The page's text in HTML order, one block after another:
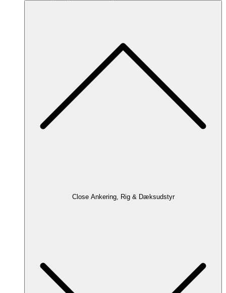
Close Ankering, Rig & Dæksudstyr